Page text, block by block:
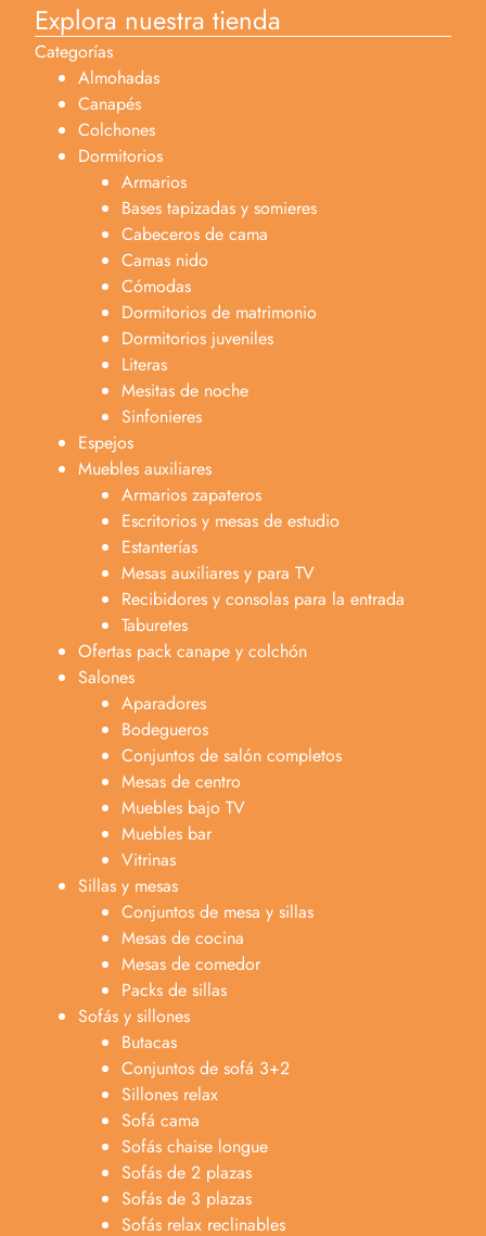
Explora nuestra tienda
Categorías
Almohadas
Canapés
Colchones
Dormitorios
Armarios
Bases tapizadas y somieres
Cabeceros de cama
Camas nido
Cómodas
Dormitorios de matrimonio
Dormitorios juveniles
Literas
Mesitas de noche
Sinfonieres
Espejos
Muebles auxiliares
Armarios zapateros
Escritorios y mesas de estudio
Estanterías
Mesas auxiliares y para TV
Recibidores y consolas para la entrada
Taburetes
Ofertas pack canape y colchón
Salones
Aparadores
Bodegueros
Conjuntos de salón completos
Mesas de centro
Muebles bajo TV
Muebles bar
Vitrinas
Sillas y mesas
Conjuntos de mesa y sillas
Mesas de cocina
Mesas de comedor
Packs de sillas
Sofás y sillones
Butacas
Conjuntos de sofá 3+2
Sillones relax
Sofá cama
Sofás chaise longue
Sofás de 2 plazas
Sofás de 3 plazas
Sofás relax reclinables
Lun-dom 9:00am-10pm